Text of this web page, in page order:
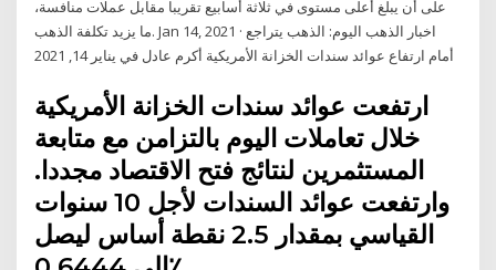
على أن يبلغ أعلى مستوى في ثلاثة أسابيع تقريبا مقابل عملات منافسة،
ما يزيد تكلفة الذهب. Jan 14, 2021 · اخبار الذهب اليوم: الذهب يتراجع
أمام ارتفاع عوائد سندات الخزانة الأمريكية أكرم عادل في يناير 14, 2021
ارتفعت عوائد سندات الخزانة الأمريكية
خلال تعاملات اليوم بالتزامن مع متابعة
المستثمرين لنتائج فتح الاقتصاد مجددا.
وارتفعت عوائد السندات لأجل 10 سنوات
القياسي بمقدار 2.5 نقطة أساس ليصل